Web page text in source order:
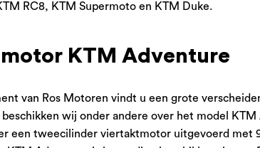
RC8, KTM Supermoto en KTM Duke.
KTM Adventure
van Ros Motoren vindt u een grote
wij onder andere over het model
een tweecilinder viertaktmotor uitgevoerd met